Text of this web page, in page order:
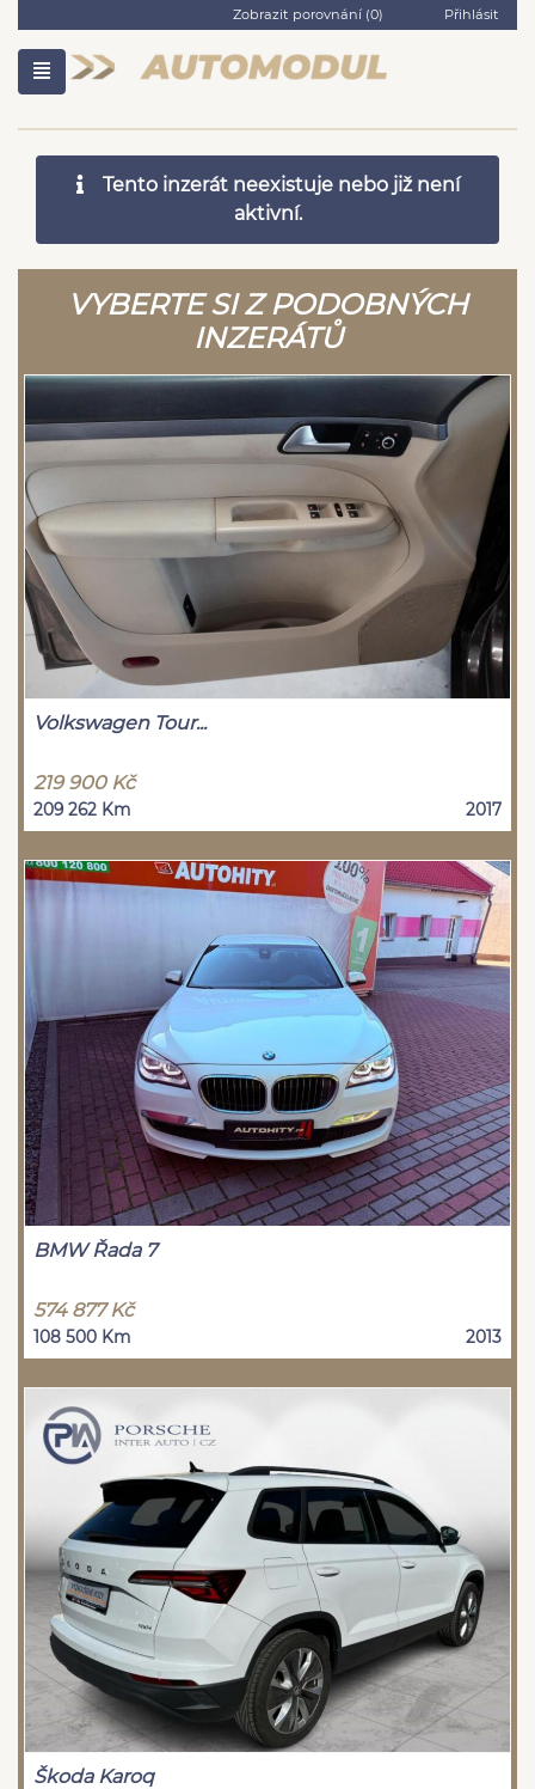
Zobrazit porovnání (0) Přihlásit
Tento inzerát neexistuje nebo již není
aktivní.
VYBERTE SI Z PODOBNÝCH
INZERÁTŮ
Volkswagen Tour...
219 900 Kč
209 262 Km 2017
BMW Řada 7
574 877 Kč
108 500 Km 2013
Škoda Karoq